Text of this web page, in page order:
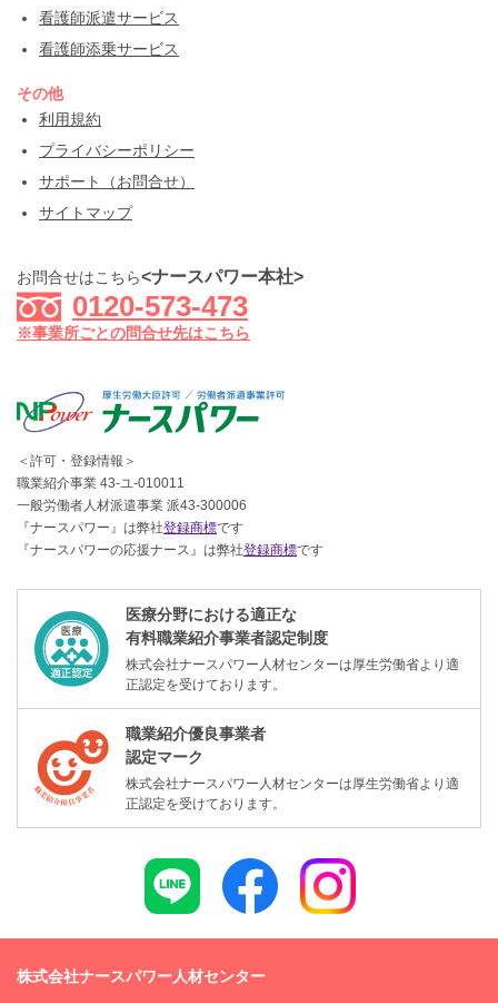
看護師派遣サービス
看護師添乗サービス
その他
利用規約
プライバシーポリシー
サポート（お問合せ）
サイトマップ
お問合せはこちら<ナースパワー本社>
0120-573-473
※事業所ごとの問合せ先はこちら
＜許可・登録情報＞
職業紹介事業 43-ユ-010011
一般労働者人材派遣事業 派43-300006
『ナースパワー』は弊社登録商標です
『ナースパワーの応援ナース』は弊社登録商標です
医療分野における適正な
有料職業紹介事業者認定制度
株式会社ナースパワー人材センターは厚生労働省より適
正認定を受けております。
職業紹介優良事業者
認定マーク
株式会社ナースパワー人材センターは厚生労働省より適
正認定を受けております。
株式会社ナースパワー人材センター